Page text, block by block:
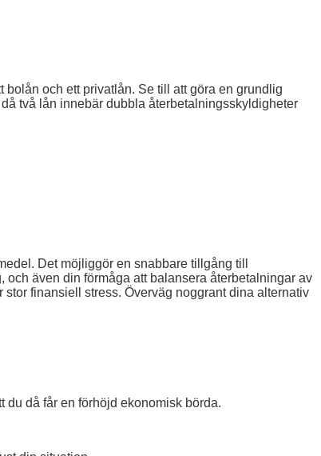
och ett privatlån. Se till att göra en grundlig
två lån innebär dubbla återbetalningsskyldigheter
Det möjliggör en snabbare tillgång till
och även din förmåga att balansera återbetalningar av
finansiell stress. Överväg noggrant dina alternativ
du då får en förhöjd ekonomisk börda.